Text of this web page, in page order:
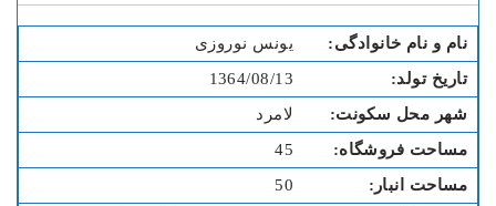
یونس نوروزی
1364/08/13
لامرد
45
50